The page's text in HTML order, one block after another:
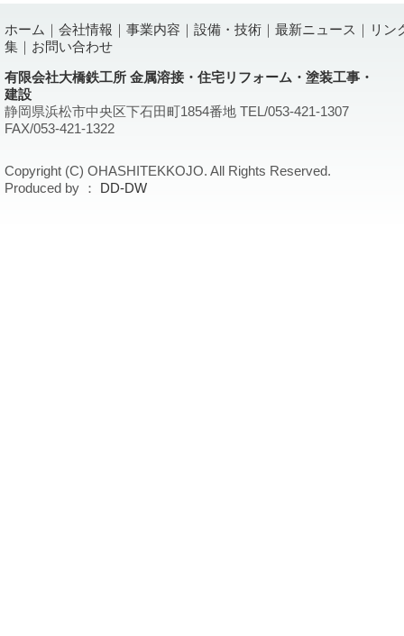
ホーム 会社情報 事業内容 設備・技術 最新ニュース
リン
集
お問い合わせ
有限会社大橋鉄工所 金属溶接・住宅リフォーム・塗装工事・
建設
静岡県浜松市中央区下石田町1854番地 TEL/053-421-1307
FAX/053-421-1322
Copyright (C) OHASHITEKKOJO. All Rights Reserved.
Produced by ：
DD-DW